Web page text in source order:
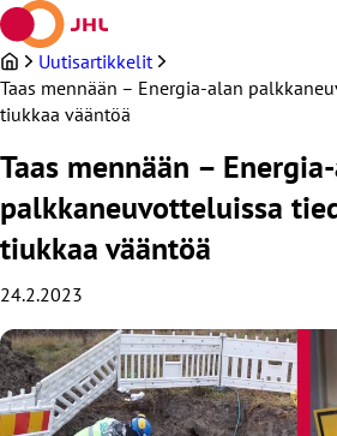
Siirry
sisältöön
Uutisartikkelit
Taas mennään – Energia-alan
tiukkaa vääntöä
Taas mennään –
palkkaneuvotteluissa
tiukkaa vääntöä
24.2.2023